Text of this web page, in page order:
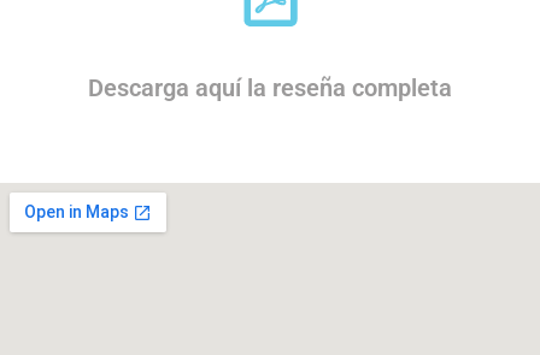
Descarga aquí la reseña completa